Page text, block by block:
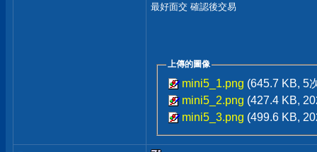
最好面交 確認後交易
上傳的圖像
mini5_1.png (645.7 KB, 5
mini5_2.png (427.4 KB,
mini5_3.png (499.6 KB,